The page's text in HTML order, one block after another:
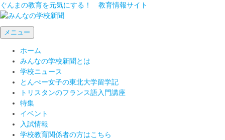
ぐんまの教育を元気にする！ 教育情報サイト
メニュー
ホーム
みんなの学校新聞とは
学校ニュース
とんぺー女子の東北大学留学記
トリスタンのフランス語入門講座
特集
イベント
入試情報
学校教育関係者の方はこちら